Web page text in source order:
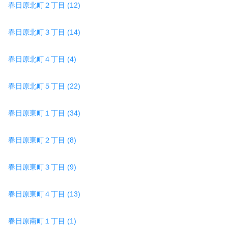
春日原北町２丁目 (12)
春日原北町３丁目 (14)
春日原北町４丁目 (4)
春日原北町５丁目 (22)
春日原東町１丁目 (34)
春日原東町２丁目 (8)
春日原東町３丁目 (9)
春日原東町４丁目 (13)
春日原南町１丁目 (1)